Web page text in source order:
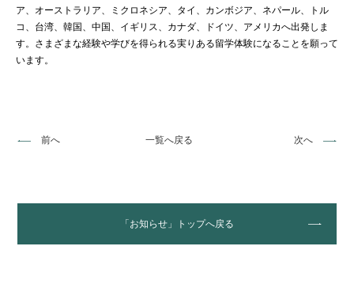
ア、オーストラリア、ミクロネシア、タイ、 カンボジア、ネパール、トル
コ、台湾、韓国、中国、イギリス、 カナダ、ドイツ、アメリカへ出発しま
す。 さまざまな経験や学びを得られる実りある留学体験になることを願って
います。
前へ 一覧へ戻る 次へ
「お知らせ」トップへ戻る